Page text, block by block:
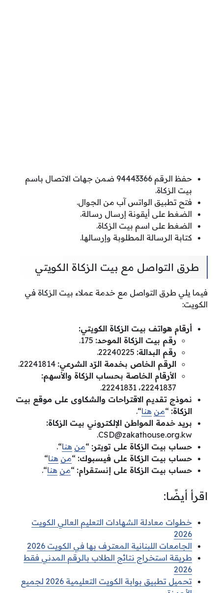
حفظ الرقم 94443366 ضمن جهات الاتصال باسم
بيت الزكاة.
فتح تطبيق الواتس آب من الجوال.
الضغط على أيقونة إرسال رسالة.
الضغط على اسم بيت الزكاة.
كتابة الرسالة المطلوبة وإرسالها.
طرق التواصل مع بيت الزكاة الكويتي
فيما يلي طرق التواصل مع خدمة عملاء بيت الزكاة في
الكويت:
أرقام هواتف بيت الزكاة الكويتي:
رقم بيت الزكاة الموحد:
رقم البدالة:
الرقم الخاص بخدمة الرّد الشرعي:
الأرقام الخاصة بحساب الزكاة والأسهم:
22241837، 22241831.
نموذج تقديم الاقتراحات والشكاوى على موقع بيت
الزكاة: “من هنا“.
بريد خدمة المواطن الإلكتروني بيت الزكاة:
CSD@zakathouse.org.kw
.
حساب بيت الزكاة على تويتر: “من هنا“.
حساب بيت الزكاة على فيسبوك: “من هنا“
حساب بيت الزكاة على إنستقرام: “من هنا“.
اقرأ أيضًا:
خطوات معادلة الشهادات التعليم العالي الكويت
2026
الجامعات اللبنانية المعترف بها في الكويت 2026
طريقة استخراج نتائج الطلاب بالرقم المدني فقط
2026
تحميل تطبيق بوابة الكويت التعليمية 2026 لجميع